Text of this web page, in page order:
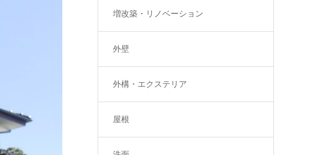
増改築・リノベーション
外壁
外構・エクステリア
屋根